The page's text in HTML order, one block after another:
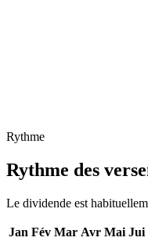
Rythme
Rythme des
Le dividende est
Jan Fév Mar Avr Mai Jui